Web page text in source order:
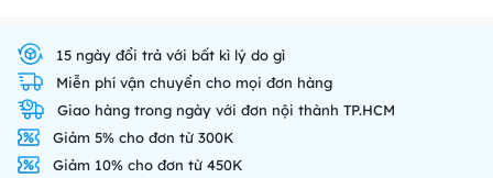
15 ngày đổi trả với bất kì lý do gì
Miễn phí vận chuyển cho mọi đơn hàng
Giao hàng trong ngày với đơn nội thành TP.HCM
Giảm 5% cho đơn từ 300K
Giảm 10% cho đơn từ 450K